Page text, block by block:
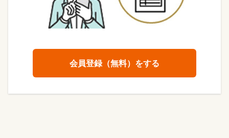
会員登録（無料）をする